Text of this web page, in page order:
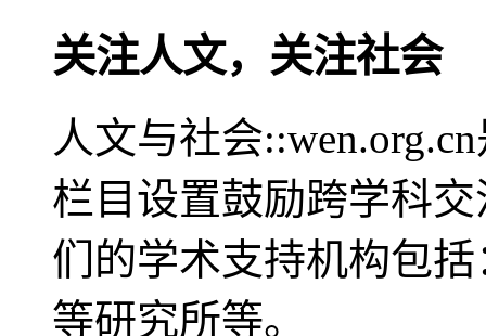
关注人文，关注社会
人文与社会
栏目设置鼓励跨学科
们的学术支持机构包
等研究所等。